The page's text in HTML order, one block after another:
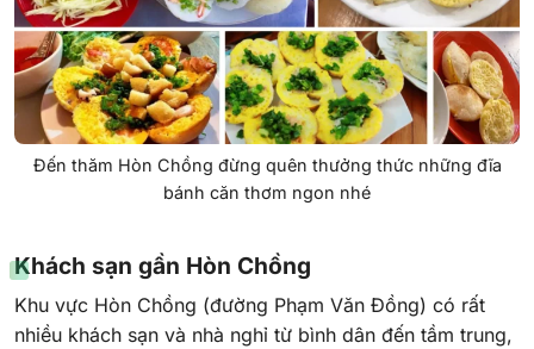
Đến thăm Hòn Chồng đừng quên thưởng thức những đĩa
bánh căn thơm ngon nhé
Khách sạn gần Hòn Chồng
Khu vực Hòn Chồng (đường Phạm Văn Đồng) có rất
nhiều khách sạn và nhà nghỉ từ bình dân đến tầm trung,